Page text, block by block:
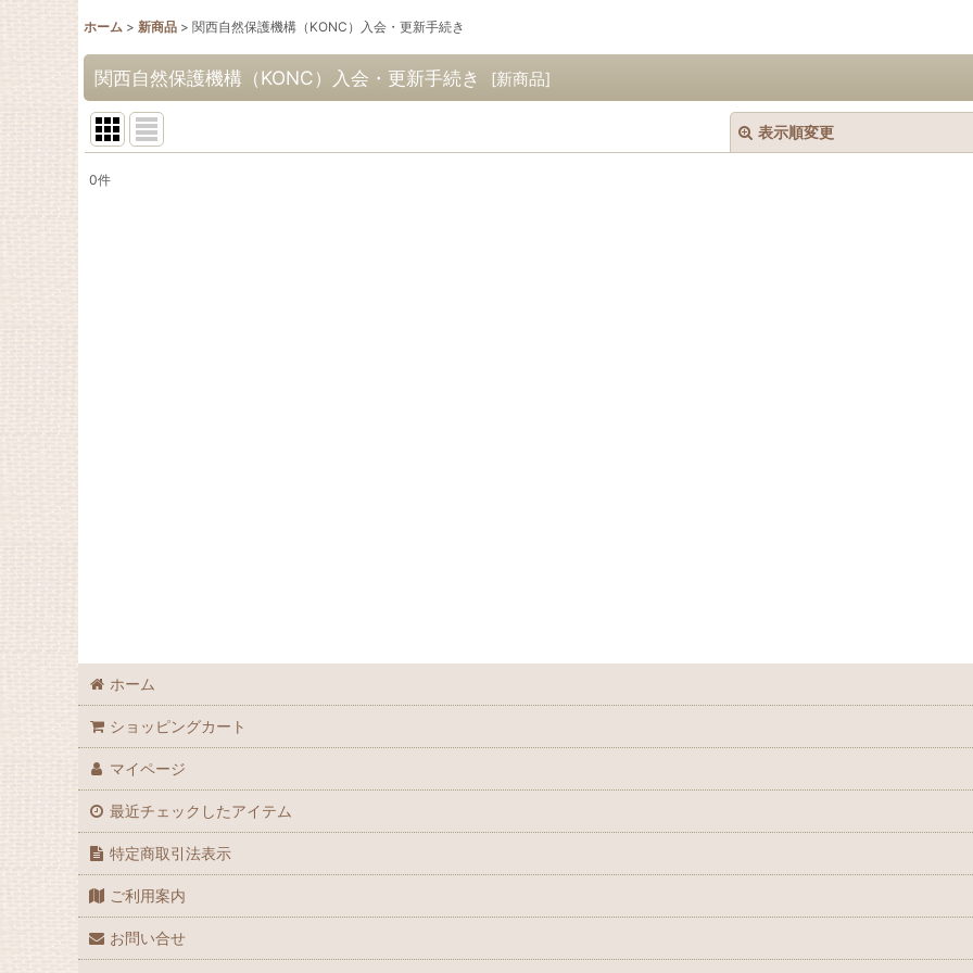
ホーム > 新商品 > 関西自然保護機構（KONC）入会・更新手続き
関西自然保護機構（KONC）入会・更新手続き [新商品]
表示順変更
0件
ホーム
ショッピングカート
マイページ
最近チェックしたアイテム
特定商取引法表示
ご利用案内
お問い合せ